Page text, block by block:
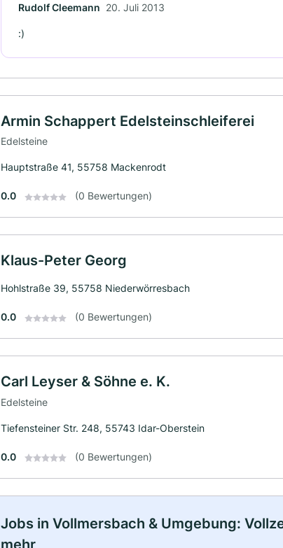
Rudolf Cleemann 20. Juli 2013
:)
Armin Schappert Edelsteinschleiferei
Edelsteine
Hauptstraße 41, 55758 Mackenrodt
0.0 (0 Bewertungen)
Klaus-Peter Georg
Hohlstraße 39, 55758 Niederwörresbach
0.0 (0 Bewertungen)
Carl Leyser & Söhne e. K.
Edelsteine
Tiefensteiner Str. 248, 55743 Idar-Oberstein
0.0 (0 Bewertungen)
Jobs in Vollmersbach & Umgebung:
mehr